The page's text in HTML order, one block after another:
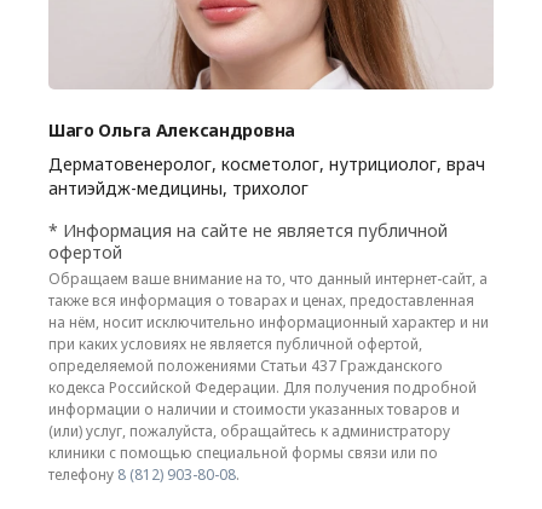
Шаго Ольга Александровна
Дерматовенеролог, косметолог, нутрициолог, врач
антиэйдж-медицины, трихолог
* Информация на сайте не является публичной
офертой
Обращаем ваше внимание на то, что данный интернет-сайт, а
также вся информация о товарах и ценах, предоставленная
на нём, носит исключительно информационный характер и ни
при каких условиях не является публичной офертой,
определяемой положениями Статьи 437 Гражданского
кодекса Российской Федерации. Для получения подробной
информации о наличии и стоимости указанных товаров и
(или) услуг, пожалуйста, обращайтесь к администратору
клиники с помощью специальной формы связи или по
телефону 8 (812) 903-80-08.